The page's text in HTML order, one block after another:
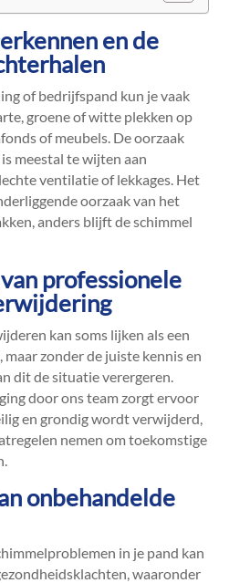
en de
of bedrijfspand kun je vaak
groene of witte plekken op
of meubels.​ De oorzaak
meestal te wijten aan
ventilatie of lekkages.​ Het
oorzaak van het
anders blijft de schimmel
professionele
kan soms lijken als een
maar zonder de juiste kennis en
dit de situatie verergeren.​
door ons team zorgt ervoor
en grondig wordt verwijderd,
nemen om toekomstige
onbehandelde
in je pand kan
waaronder